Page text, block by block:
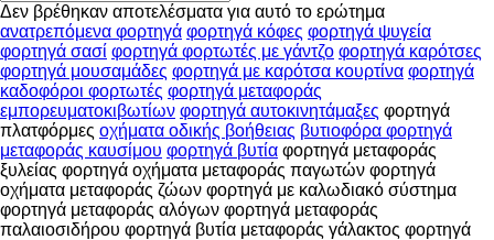
Δεν βρέθηκαν αποτελέσματα για αυτό το ερώτημα
ανατρεπόμενα φορτηγά φορτηγά κόφες φορτηγά ψυγεία
φορτηγά σασί φορτηγά φορτωτές με γάντζο φορτηγά καρότσες
φορτηγά μουσαμάδες φορτηγά με καρότσα κουρτίνα φορτηγά
καδοφόροι φορτωτές φορτηγά μεταφοράς
εμπορευματοκιβωτίων φορτηγά αυτοκινητάμαξες φορτηγά
πλατφόρμες οχήματα οδικής βοήθειας βυτιοφόρα φορτηγά
μεταφοράς καυσίμου φορτηγά βυτία φορτηγά μεταφοράς
ξυλείας φορτηγά οχήματα μεταφοράς παγωτών φορτηγά
οχήματα μεταφοράς ζώων φορτηγά με καλωδιακό σύστημα
φορτηγά μεταφοράς αλόγων φορτηγά μεταφοράς
παλαιοσιδήρου φορτηγά βυτία μεταφοράς γάλακτος φορτηγά